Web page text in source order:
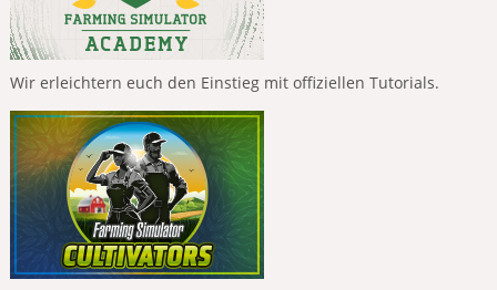
Wir erleichtern euch den Einstieg mit offiziellen Tutorials.